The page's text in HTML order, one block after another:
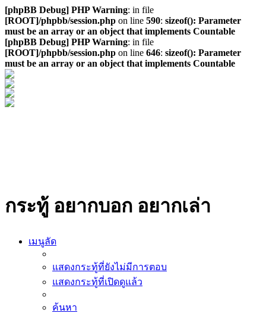
[phpBB Debug] PHP Warning: in file
[ROOT]/phpbb/session.php on line 590: sizeof(): Parameter
must be an array or an object that implements Countable
[phpBB Debug] PHP Warning: in file
[ROOT]/phpbb/session.php on line 646: sizeof(): Parameter
must be an array or an object that implements Countable
กระทู้ อยากบอก อยากเล่า
เมนูลัด
แสดงกระทู้ที่ยังไม่มีการตอบ
แสดงกระทู้ที่เปิดดูแล้ว
ค้นหา